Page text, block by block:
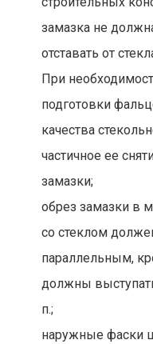
замазка не
отставать от
При
подготовки
качества
частичное ее
замазки;
обрез замазки в
со стеклом
параллельным,
должны
п.;
наружные фаски